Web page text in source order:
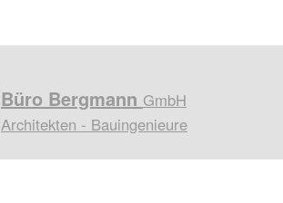
Büro Bergmann GmbH
Architekten - Bauingenieure